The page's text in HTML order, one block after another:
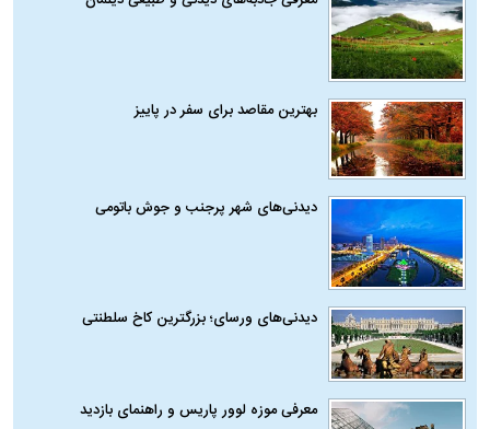
بهترین مقاصد برای سفر در پاییز
دیدنی‌های شهر پرجنب و جوش باتومی
دیدنی‌های ورسای؛ بزرگترین کاخ سلطنتی
معرفی موزه لوور پاریس و راهنمای بازدید